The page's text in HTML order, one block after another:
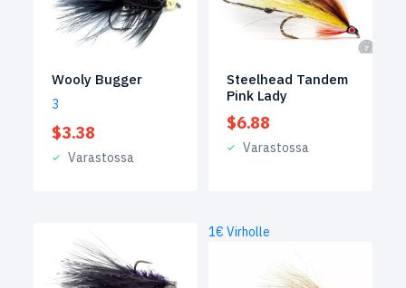
Wooly Bugger
3
$3.38
Varastossa
Steelhead Tandem
Pink Lady
$6.88
Varastossa
1€ Virholle